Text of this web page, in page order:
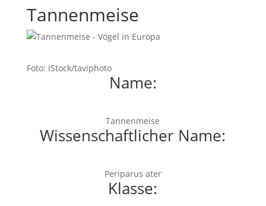
Tannenmeise
Foto: iStock/taviphoto
Name:
Tannenmeise
Wissenschaftlicher Name:
Periparus ater
Klasse: